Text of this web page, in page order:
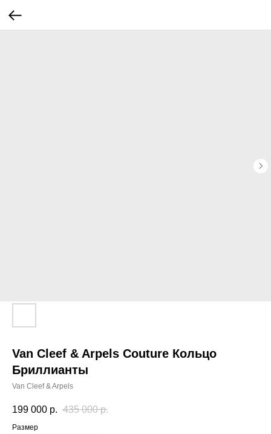
Van Cleef & Arpels Couture Кольцо
Бриллианты
Van Cleef & Arpels
199 000 р. 435 000 р.
Размер